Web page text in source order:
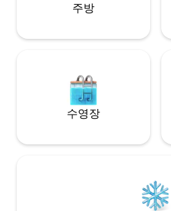
주방
수영장